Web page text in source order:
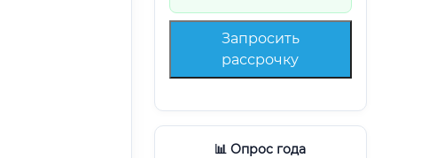
Запросить
рассрочку
📊 Опрос года